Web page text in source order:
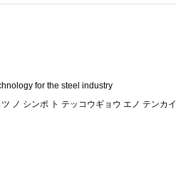
for the steel industry
ノ シンポ ト テッコウギョウ エノ テンカイ